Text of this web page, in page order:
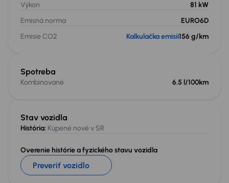
Stav vozidla
História: Kúpené nové v SR
Overenie histórie a fyzického stavu vozidla
Preveriť vozidlo
Výkon
81 kW
Emisná norma
EURO6D
Emisie CO2
Kalkulačka emisií156 g/km
Spotreba
Kombinované 6.5 l/100km